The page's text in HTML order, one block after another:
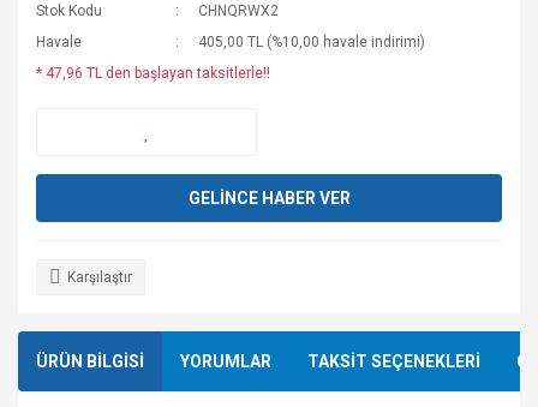
Stok Kodu
CHNQRWX2
Havale
405,00 TL (%10,00 havale indirimi)
* 47,96 TL den başlayan taksitlerle!!
GELİNCE HABER VER
Karşılaştır
ÜRÜN BİLGİSİ YORUMLAR TAKSİT SEÇENEKLERİ